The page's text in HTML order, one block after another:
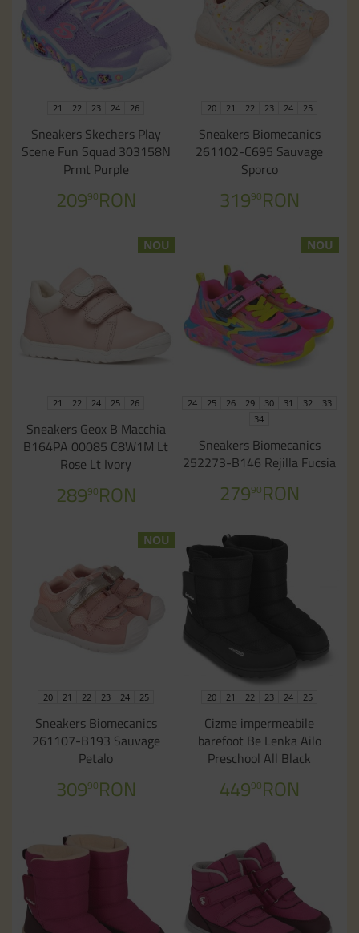
21 22 23 24 26
Sneakers Skechers Play
Scene Fun Squad 303158N
Prmt Purple
20990RON
20 21 22 23 24 25
Sneakers Biomecanics
261102-C695 Sauvage
Sporco
31990RON
NOU
21 22 24 25 26
Sneakers Geox B Macchia
B164PA 00085 C8W1M Lt
Rose Lt Ivory
28990RON
NOU
24 25 26 29 30 31 32
33
34
Sneakers Biomecanics
252273-B146 Rejilla Fucsia
27990RON
NOU
20 21 22 23 24 25
Sneakers Biomecanics
261107-B193 Sauvage
Petalo
30990RON
20 21 22 23 24 25
Cizme impermeabile
barefoot Be Lenka Ailo
Preschool All Black
44990RON